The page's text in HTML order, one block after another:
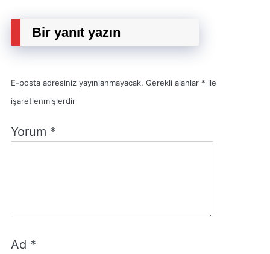
Bir yanıt yazın
E-posta adresiniz yayınlanmayacak. Gerekli alanlar * ile
işaretlenmişlerdir
Yorum *
Ad *